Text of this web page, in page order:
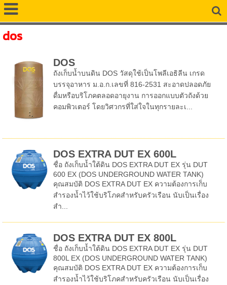
dos
DOS
ถังเก็บน้ำบนดิน DOS วัสดุใช้เป็นโพลีเอธิลีน เกรด
บรรจุอาหาร ม.อ.ก.เลขที่ 816-2531 สะอาดปลอดภัย
ดื่มหรือบริโภคตลอดอายุงาน การออกแบบตัวถังด้วย
คอมพิวเตอร์ โดยวิศวกรที่ใส่ใจในทุกรายละเ...
DOS EXTRA DUT EX 600L
ชื่อ ถังเก็บน้ำใต้ดิน DOS EXTRA DUT EX รุ่น DUT
600 EX (DOS UNDERGROUND WATER TANK)
คุณสมบัติ DOS EXTRA DUT EX ความต้องการเก็บ
สำรองน้ำไว้ใช้บริโภคสำหรับครัวเรือน นับเป็นเรื่อง
สำ...
DOS EXTRA DUT EX 800L
ชื่อ ถังเก็บน้ำใต้ดิน DOS EXTRA DUT EX รุ่น DUT
800L EX (DOS UNDERGROUND WATER TANK)
คุณสมบัติ DOS EXTRA DUT EX ความต้องการเก็บ
สำรองน้ำไว้ใช้บริโภคสำหรับครัวเรือน นับเป็นเรื่อง